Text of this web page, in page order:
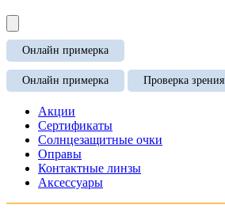
Онлайн примерка
Онлайн примерка Проверка зрения
Акции
Сертификаты
Солнцезащитные очки
Оправы
Контактные линзы
Аксессуары